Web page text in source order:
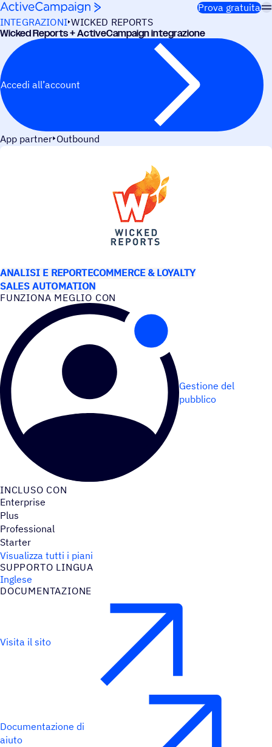
Salta al contenuto
Prova gratuita
INTEGRAZIONI WICKED REPORTS
Wicked Reports + ActiveCampaign integrazione
Accedi all’account
App partner Outbound
ANALISI E REPORTECOMMERCE & LOYALTY
SALES AUTOMATION
FUNZIONA MEGLIO CON
Gestione del
pubblico
INCLUSO CON
Enterprise
Plus
Professional
Starter
Visualizza tutti i piani
SUPPORTO LINGUA
Inglese
DOCU­MEN­TA­ZIONE
Visita il sito
Documentazione di
aiuto